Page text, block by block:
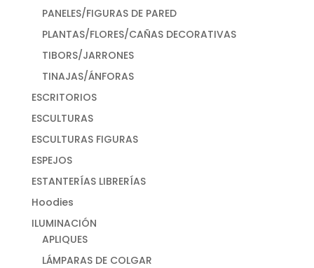
PANELES/FIGURAS DE PARED
PLANTAS/FLORES/CAÑAS DECORATIVAS
TIBORS/JARRONES
TINAJAS/ÁNFORAS
ESCRITORIOS
ESCULTURAS
ESCULTURAS FIGURAS
ESPEJOS
ESTANTERÍAS LIBRERÍAS
Hoodies
ILUMINACIÓN
APLIQUES
LÁMPARAS DE COLGAR